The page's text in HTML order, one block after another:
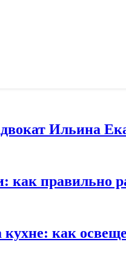
Ильина
как правильно
кухне: как